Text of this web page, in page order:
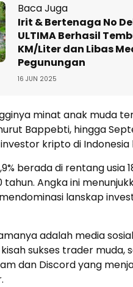
Baca Juga
Irit & Bertenaga No
ULTIMA Berhasil
KM/Liter dan Libas
Pegunungan
16 JUN 2025
minat anak muda
Bappebti, hingga
kripto di Indonesia
berada di rentang usia
Angka ini
lanskap
adalah media
sukses trader muda,
dan Discord yang